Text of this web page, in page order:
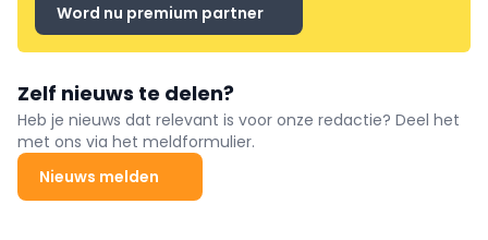
Word nu premium partner
Zelf nieuws te delen?
Heb je nieuws dat relevant is voor onze redactie? Deel het
met ons via het meldformulier.
Nieuws melden